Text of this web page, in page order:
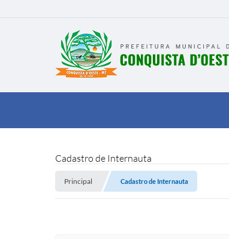
Cadastro de Internauta
Principal Cadastro de Internauta